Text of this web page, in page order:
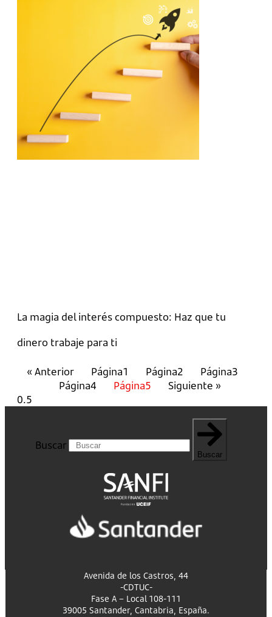
La magia del interés compuesto: Haz que tu
dinero trabaje para ti
« Anterior Página1 Página2 Página3
Página4 Página5 Siguiente »
Buscar
Buscar
Avenida de los Castros, 44
-CDTUC-
Fase A – Local 108-111
39005 Santander, Cantabria, España.